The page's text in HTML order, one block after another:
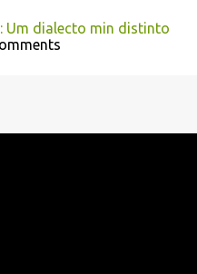
Um dialecto min distinto